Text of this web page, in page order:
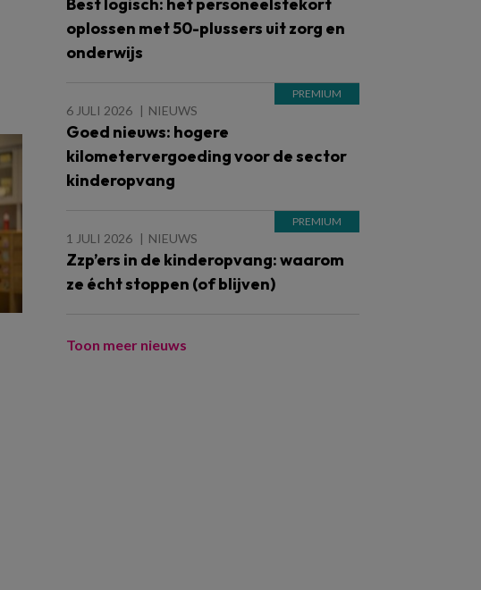
oplossen met 50-plussers uit zorg en
onderwijs
6 JULI 2026 NIEUWS
Goed nieuws: hogere
kilometervergoeding voor de sector
kinderopvang
1 JULI 2026 NIEUWS
Zzp’ers in de kinderopvang: waarom
ze écht stoppen (of blijven)
Toon meer nieuws